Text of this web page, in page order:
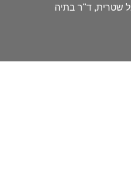
שטרית, ד"ר בתיה